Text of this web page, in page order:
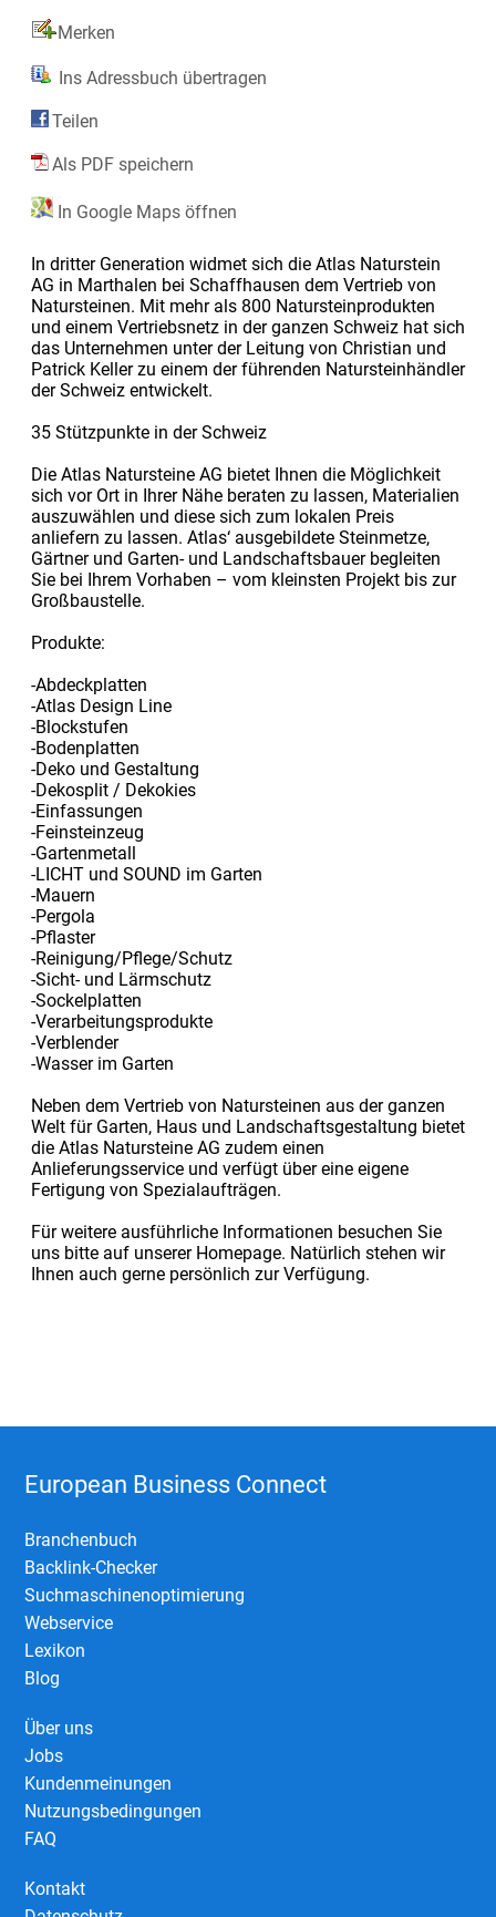
Merken
Ins Adressbuch übertragen
Teilen
Als PDF speichern
In Google Maps öffnen
In dritter Generation widmet sich die Atlas Naturstein
AG in Marthalen bei Schaffhausen dem Vertrieb von
Natursteinen. Mit mehr als 800 Natursteinprodukten
und einem Vertriebsnetz in der ganzen Schweiz hat sich
das Unternehmen unter der Leitung von Christian und
Patrick Keller zu einem der führenden Natursteinhändler
der Schweiz entwickelt.
35 Stützpunkte in der Schweiz
Die Atlas Natursteine AG bietet Ihnen die Möglichkeit
sich vor Ort in Ihrer Nähe beraten zu lassen, Materialien
auszuwählen und diese sich zum lokalen Preis
anliefern zu lassen. Atlas‘ ausgebildete Steinmetze,
Gärtner und Garten- und Landschaftsbauer begleiten
Sie bei Ihrem Vorhaben – vom kleinsten Projekt bis zur
Großbaustelle.
Produkte:
-Abdeckplatten
-Atlas Design Line
-Blockstufen
-Bodenplatten
-Deko und Gestaltung
-Dekosplit / Dekokies
-Einfassungen
-Feinsteinzeug
-Gartenmetall
-LICHT und SOUND im Garten
-Mauern
-Pergola
-Pflaster
-Reinigung/Pflege/Schutz
-Sicht- und Lärmschutz
-Sockelplatten
-Verarbeitungsprodukte
-Verblender
-Wasser im Garten
Neben dem Vertrieb von Natursteinen aus der ganzen
Welt für Garten, Haus und Landschaftsgestaltung bietet
die Atlas Natursteine AG zudem einen
Anlieferungsservice und verfügt über eine eigene
Fertigung von Spezialaufträgen.
Für weitere ausführliche Informationen besuchen Sie
uns bitte auf unserer Homepage. Natürlich stehen wir
Ihnen auch gerne persönlich zur Verfügung.
European Business Connect
Branchenbuch
Backlink-Checker
Suchmaschinenoptimierung
Webservice
Lexikon
Blog
Über uns
Jobs
Kundenmeinungen
Nutzungsbedingungen
FAQ
Kontakt